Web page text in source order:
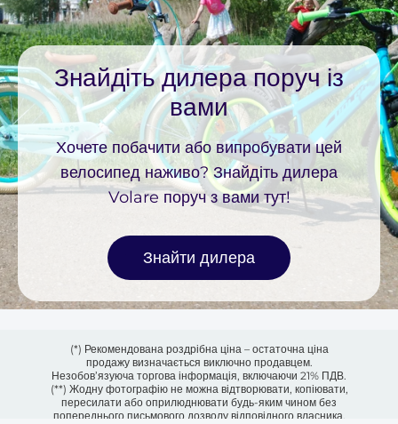
Знайдіть дилера поруч із
вами
Хочете побачити або випробувати цей
велосипед наживо? Знайдіть дилера
Volare поруч з вами тут!
Знайти дилера
(*) Рекомендована роздрібна ціна – остаточна ціна
продажу визначається виключно продавцем.
Незобов’язуюча торгова інформація, включаючи 21% ПДВ.
(**) Жодну фотографію не можна відтворювати, копіювати,
пересилати або оприлюднювати будь-яким чином без
попереднього письмового дозволу відповідного власника.